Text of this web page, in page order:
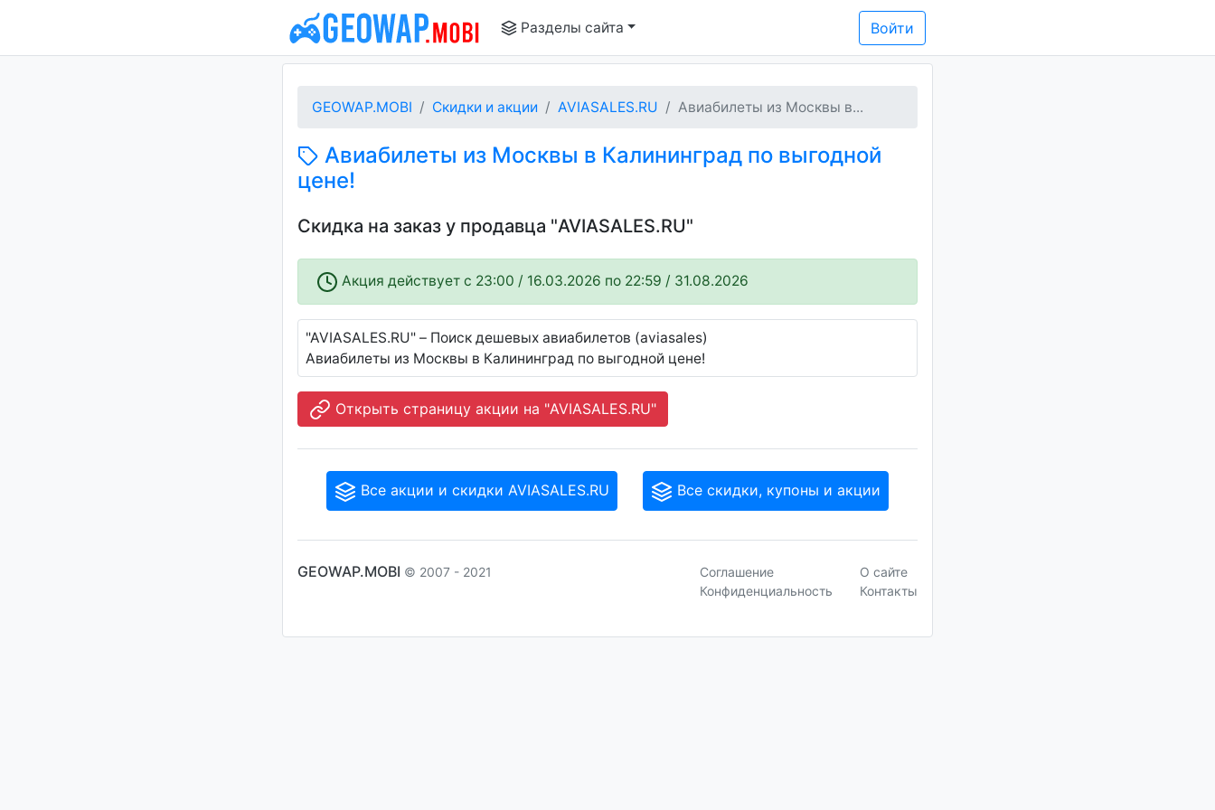
Разделы сайта Войти
GEOWAP.MOBI Скидки и акции AVIASALES.RU Авиабилеты из Москвы в...
Авиабилеты из Москвы в Калининград по выгодной
цене!
Скидка на заказ у продавца "AVIASALES.RU"
Акция действует c 23:00 / 16.03.2026 по 22:59 / 31.08.2026
"AVIASALES.RU" – Поиск дешевых авиабилетов (aviasales)
Авиабилеты из Москвы в Калининград по выгодной цене!
Открыть страницу акции на "AVIASALES.RU"
Все акции и скидки AVIASALES.RU Все скидки, купоны и акции
GEOWAP.MOBI © 2007 - 2021
Соглашение
Конфиденциальность
О сайте
Контакты